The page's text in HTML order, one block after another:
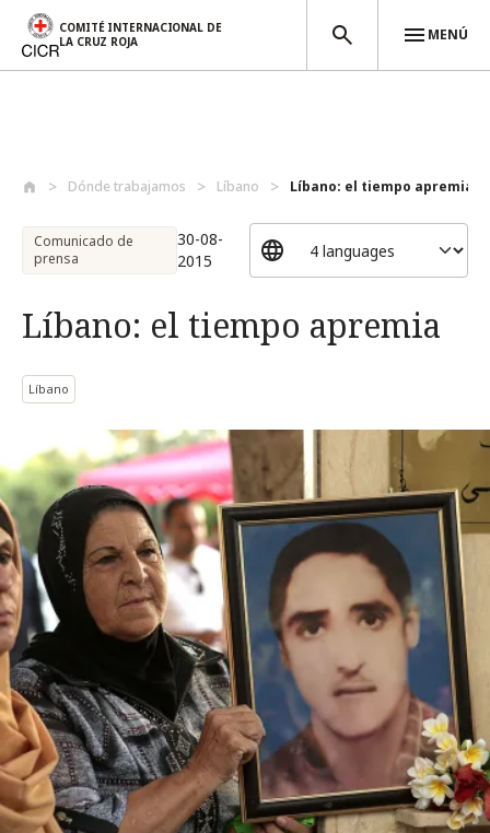
COMITÉ INTERNACIONAL DE
LA CRUZ ROJA
MENÚ
Dónde trabajamos Líbano Líbano: el tiempo apremia
Comunicado de
prensa
30-08-
2015
Líbano: el tiempo apremia
Líbano